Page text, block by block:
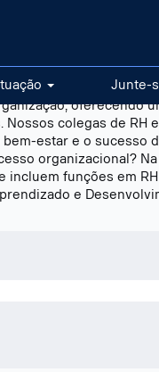
Junte-
oferecendo
colegas de RH
estar e o sucesso
organizacional?
funções em
e